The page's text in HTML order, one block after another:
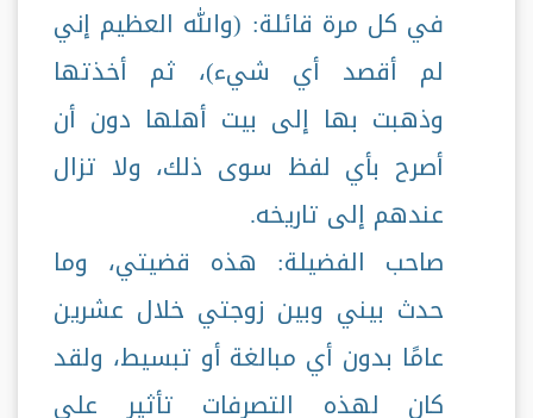
في كل مرة قائلة: (والله العظيم إني
لم أقصد أي شيء)، ثم أخذتها
وذهبت بها إلى بيت أهلها دون أن
أصرح بأي لفظ سوى ذلك، ولا تزال
عندهم إلى تاريخه.
صاحب الفضيلة: هذه قضيتي، وما
حدث بيني وبين زوجتي خلال عشرين
عامًا بدون أي مبالغة أو تبسيط، ولقد
كان لهذه التصرفات تأثير على